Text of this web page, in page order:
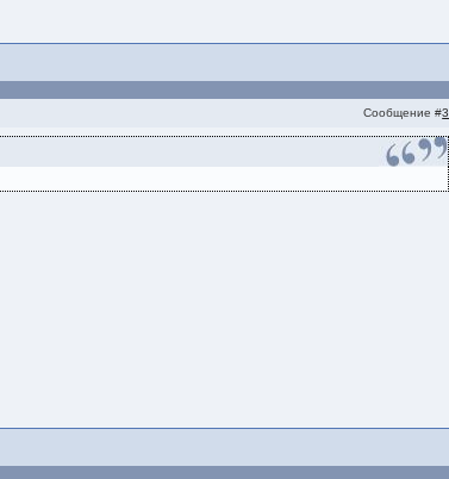
Сообщение #3